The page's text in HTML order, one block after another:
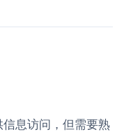
息访问，但需要熟